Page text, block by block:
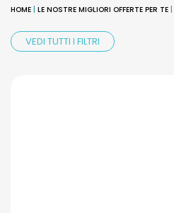
HOME LE NOSTRE MIGLIORI OFFERTE PER TE
VEDI TUTTI I FILTRI